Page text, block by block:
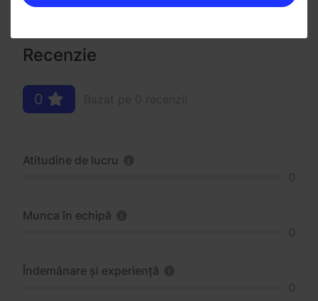
Recenzie
0
Atitudine de lucru
Munca în echipă
Îndemânare și experiență